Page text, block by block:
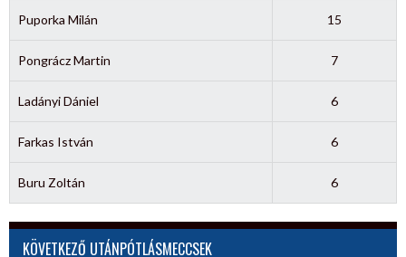
Puporka Milán 15
Pongrácz Martin 7
Ladányi Dániel 6
Farkas István 6
Buru Zoltán 6
KÖVETKEZŐ UTÁNPÓTLÁSMECCSEK